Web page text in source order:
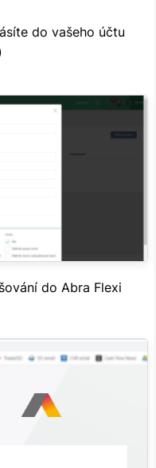
do vašeho účtu
do Abra Flexi